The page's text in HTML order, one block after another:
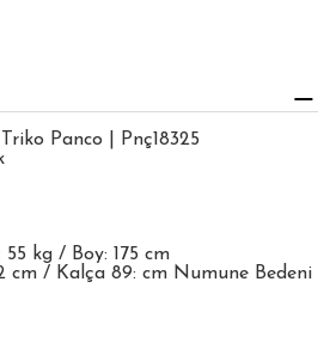
Panco | Pnç18325
kg / Boy: 175 cm
cm / Kalça 89: cm Numune Bedeni